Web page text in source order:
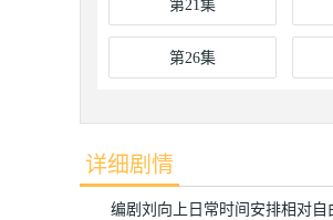
第21集
第26集
详细剧情
编剧刘向上日常时间安排相对自